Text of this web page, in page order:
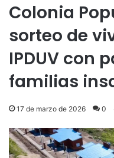
Colonia
sorteo de
IPDUV con
familias
17 de marzo de 2026 0